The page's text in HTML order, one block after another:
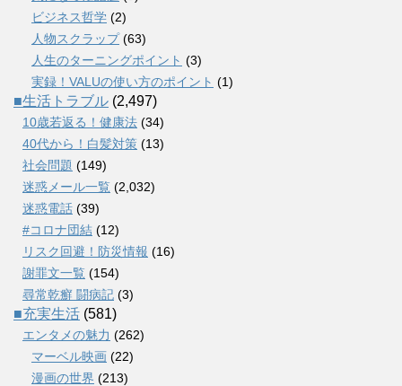
ビジネス哲学 (2)
人物スクラップ(63)
人生のターニングポイント (3)
実録！VALUの使い方のポイント (1)
■生活トラブル (2,497)
10歳若返る！健康法 (34)
40代から！白髪対策 (13)
社会問題 (149)
迷惑メール一覧 (2,032)
迷惑電話 (39)
#コロナ団結 (12)
リスク回避！防災情報 (16)
謝罪文一覧 (154)
尋常乾癬 闘病記 (3)
■充実生活 (581)
エンタメの魅力 (262)
マーベル映画 (22)
漫画の世界 (213)